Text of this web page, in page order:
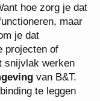
hoe zorg je dat
maar
je dat
projecten of
snijvlak werken
van B&T.
te leggen